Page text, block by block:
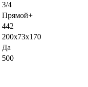
3/4
Прямой+
442
200x73x170
Да
500